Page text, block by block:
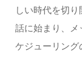
しい時代を切
話に始まり、メ
ケジューリング